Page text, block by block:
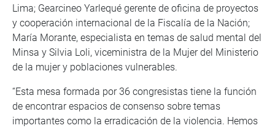
Lima; Gearcineo Yarlequé gerente de oficina de proyectos
y cooperación internacional de la Fiscalía de la Nación;
María Morante, especialista en temas de salud mental del
Minsa y Silvia Loli, viceministra de la Mujer del Ministerio
de la mujer y poblaciones vulnerables.
“Esta mesa formada por 36 congresistas tiene la función
de encontrar espacios de consenso sobre temas
importantes como la erradicación de la violencia. Hemos